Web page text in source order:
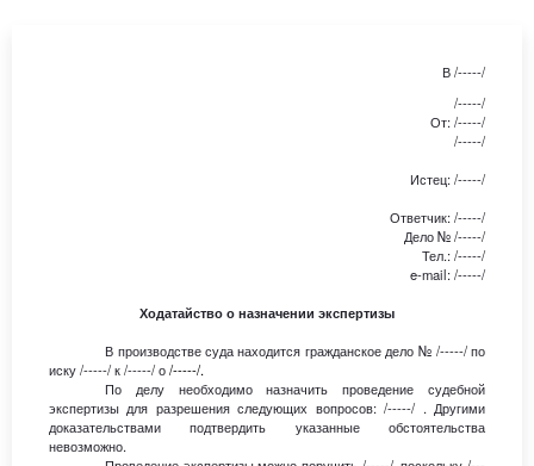
В/-----/
/-----/
От: /-----/
/-----/
Истец: /-----/
Ответчик: /-----/
Дело № /-----/
Тел.: /-----/
e-mail: /-----/
Ходатайство о назначении экспертизы
В производстве суда находится гражданское дело № /-----/ по
иску /-----/ к /-----/ о/-----/.
По делу необходимо назначить проведение судебной
экспертизы для разрешения следующих вопросов: /-----/ . Другими
доказательствами подтвердить указанные обстоятельства
невозможно.